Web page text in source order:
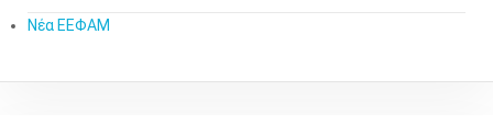
Νέα ΕΕΦΑΜ